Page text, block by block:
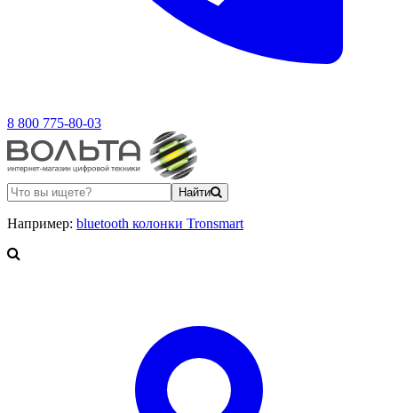
8 800 775-80-03
Найти
Например: bluetooth колонки Tronsmart